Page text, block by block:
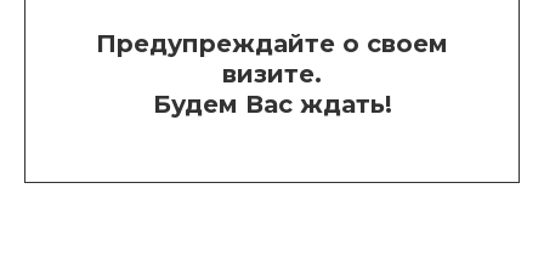
Предупреждайте о своем
визите.
Будем Вас ждать!